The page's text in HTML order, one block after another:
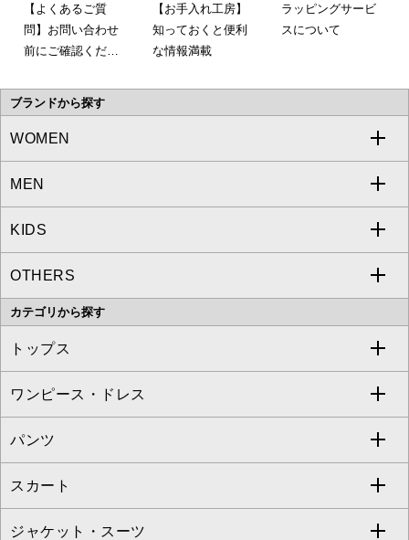
【よくあるご質
問】お問い合わせ
前にご確認くださ
【お手入れ工房】
知っておくと便利
な情報満載
ラッピングサービ
スについて
ブランドから探す
WOMEN
a.v.v
MICHEL KLEIN
MK MICHEL KLEIN
OFUON le MK
MEN
a.v.v
MICHEL KLEIN HOMME
MK MICHEL KLEIN HOMME
KIDS
a.v.v
OTHERS
MK MICHEL KLEIN BAG
カテゴリから探す
トップス
すべてのトップス
カットソー・Tシャツ
ブラウス・シャツ
ニット・セーター
ワンピース・ドレス
すべてのワンピース・ドレス
ワンピース
ドレス
パンツ
すべてのパンツ
フルレングスパンツ
スカート
すべてのスカート
ジャケット・スーツ